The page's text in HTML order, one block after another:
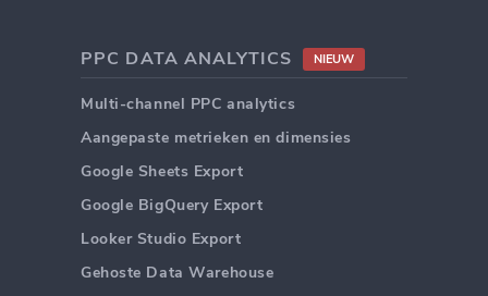
PPC DATA ANALYTICS NIEUW
Multi-channel PPC analytics
Aangepaste metrieken en dimensies
Google Sheets Export
Google BigQuery Export
Looker Studio Export
Gehoste Data Warehouse